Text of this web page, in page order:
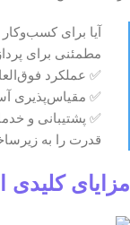
مطمئنی برای
✅ عملکرد
✅ مقیاس‌پذیری
✅ پشتیبانی و
قدرت را به
مزایای